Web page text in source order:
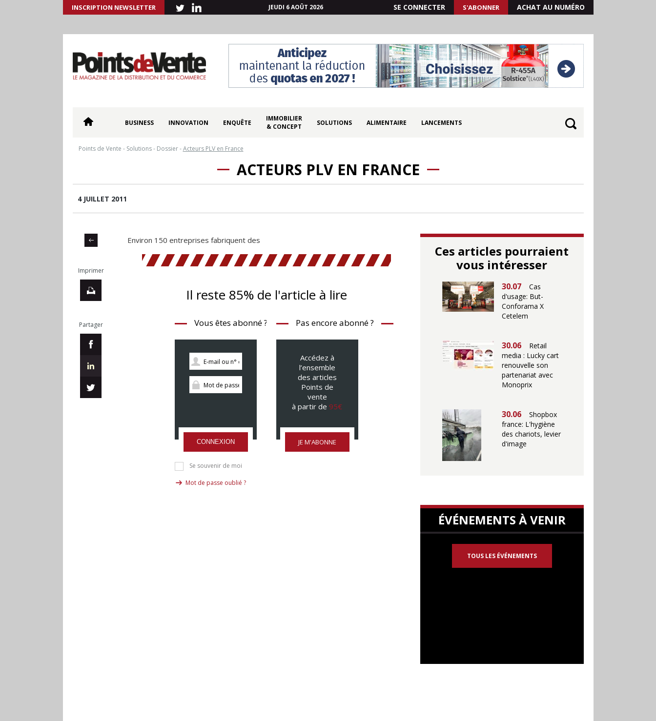
INSCRIPTION NEWSLETTER JEUDI 6 AOÛT 2026 SE CONNECTER S'ABONNER ACHAT AU NUMÉRO
BUSINESS INNOVATION ENQUÊTE
IMMOBILIER
& CONCEPT
SOLUTIONS ALIMENTAIRE LANCEMENTS
Points de Vente - Solutions- Dossier-Acteurs PLV en France
ACTEURS PLV EN FRANCE
4 JUILLET 2011
Imprimer
Partager
Environ 150 entreprises fabriquent des
Il reste 85% de l'article à lire
Vous êtes abonné ?
CONNEXION
Se souvenir de moi
Mot de passe oublié ?
Pas encore abonné ?
Accédez à
l’ensemble
des articles
Points de
vente
à partir de 95€
JE M'ABONNE
Ces articles pourraient
vous intéresser
30.07
Cas
d'usage: But-
Conforama X
Cetelem
30.06
Retail
media : Lucky cart
renouvelle son
partenariat avec
Monoprix
30.06
Shopbox
france: L'hygiène
des chariots, levier
d'image
ÉVÉNEMENTS À VENIR
TOUS LES ÉVÉNEMENTS